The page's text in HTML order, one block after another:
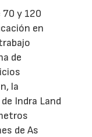
70 y 120
en
de
la
Indra Land
de As